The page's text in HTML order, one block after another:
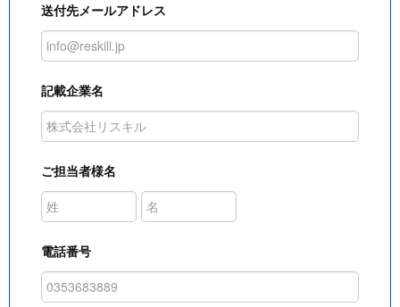
送付先メールアドレス
記載企業名
ご担当者様名
電話番号